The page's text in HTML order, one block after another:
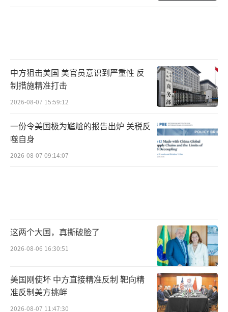
中方狙击美国 美官员意识到严重性 反
制措施精准打击
2026-08-07 15:59:12
一份令美国极为尴尬的报告出炉 关税反
噬自身
2026-08-07 09:14:07
这两个大国，真撕破脸了
2026-08-06 16:30:51
美国刚使坏 中方直接精准反制 靶向精
准反制美方挑衅
2026-08-07 11:47:30